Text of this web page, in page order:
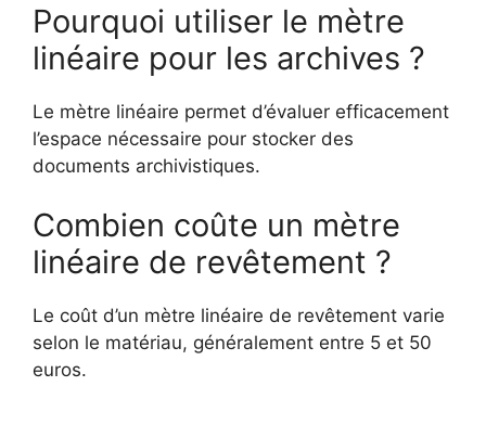
Pourquoi utiliser le mètre
linéaire pour les archives ?
Le mètre linéaire permet d’évaluer efficacement
l’espace nécessaire pour stocker des
documents archivistiques.
Combien coûte un mètre
linéaire de revêtement ?
Le coût d’un mètre linéaire de revêtement varie
selon le matériau, généralement entre 5 et 50
euros.